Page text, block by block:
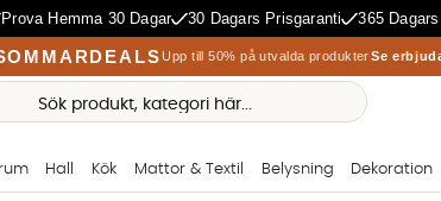
Prova Hemma 30 Dagar 30 Dagars Prisgaranti 365
Upp till 50% på utvalda produkterSe
Hall Kök Mattor & Textil Belysning Dekoration